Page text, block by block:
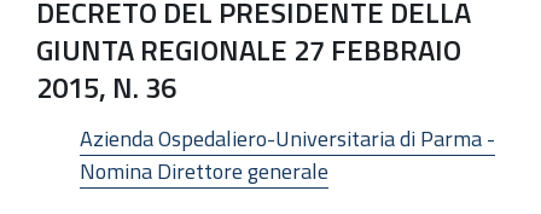
DECRETO DEL PRESIDENTE DELLA
GIUNTA REGIONALE 27 FEBBRAIO
2015, N. 36
Azienda Ospedaliero-Universitaria di Parma -
Nomina Direttore generale